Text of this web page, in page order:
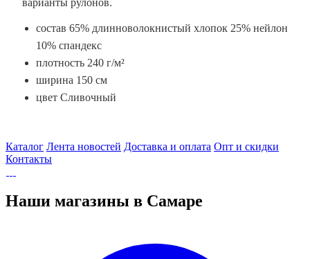
варианты рулонов.
состав 65% длинноволокнистый хлопок 25% нейлон
10% спандекс
плотность 240 г/м²
ширина 150 см
цвет Сливочный
Каталог Лента новостей Доставка и оплата Опт и скидки
Контакты
Наши магазины в Самаре